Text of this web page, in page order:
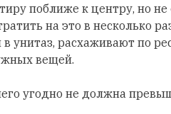
поближе к центру, но
на это в несколько
унитаз, расхаживают по
вещей.
угодно не должна